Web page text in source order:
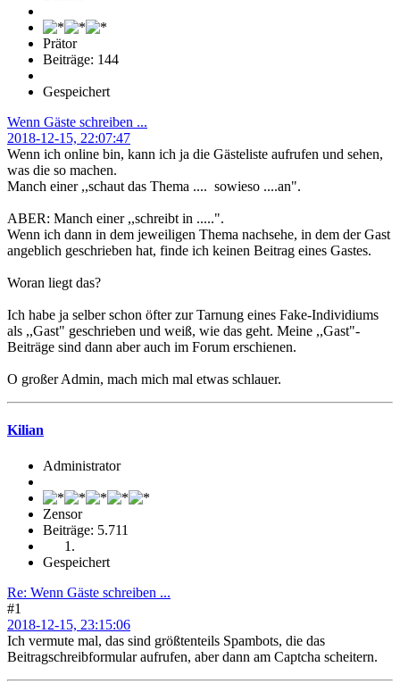
Prätor
Beiträge: 144
Gespeichert
Wenn Gäste schreiben ...
2018-12-15, 22:07:47
Wenn ich online bin, kann ich ja die Gästeliste aufrufen und sehen,
was die so machen.
Manch einer ,,schaut das Thema .... sowieso ....an".
ABER: Manch einer ,,schreibt in .....".
Wenn ich dann in dem jeweiligen Thema nachsehe, in dem der Gast
angeblich geschrieben hat, finde ich keinen Beitrag eines Gastes.
Woran liegt das?
Ich habe ja selber schon öfter zur Tarnung eines Fake-Individiums
als ,,Gast" geschrieben und weiß, wie das geht. Meine ,,Gast"-
Beiträge sind dann aber auch im Forum erschienen.
O großer Admin, mach mich mal etwas schlauer.
Kilian
Administrator
Zensor
Beiträge: 5.711
Gespeichert
Re: Wenn Gäste schreiben ...
#1
2018-12-15, 23:15:06
Ich vermute mal, das sind größtenteils Spambots, die das
Beitragschreibformular aufrufen, aber dann am Captcha scheitern.